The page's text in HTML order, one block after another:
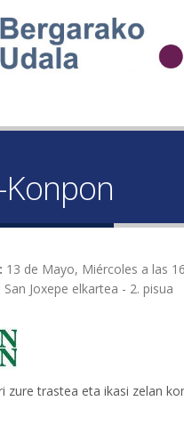
13 de Mayo, Miércoles a las
San Joxepe elkartea - 2. pisua
zure trastea eta ikasi zelan